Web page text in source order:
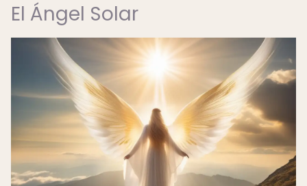
El Ángel Solar